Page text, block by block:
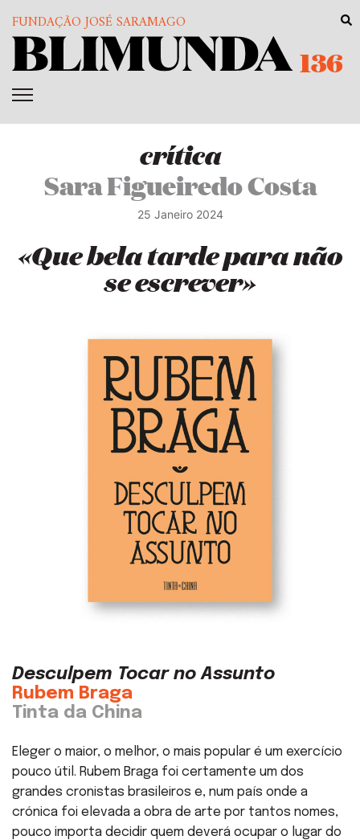
FUNDAÇÃO JOSÉ SARAMAGO
136
crítica
Sara Figueiredo Costa
25 Janeiro 2024
«Que bela tarde para não
se escrever»
Desculpem Tocar no Assunto
Rubem Braga
Tinta da China
Eleger o maior, o melhor, o mais popular é um exercício
pouco útil. Rubem Braga foi certamente um dos
grandes cronistas brasileiros e, num país onde a
crónica foi elevada a obra de arte por tantos nomes,
pouco importa decidir quem deverá ocupar o lugar do